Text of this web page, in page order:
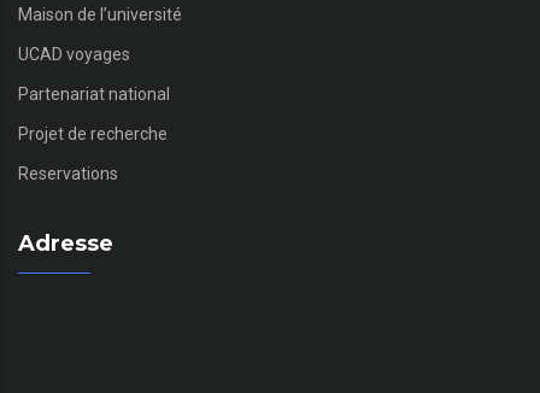
Maison de l’université
UCAD voyages
Partenariat national
Projet de recherche
Reservations
Adresse